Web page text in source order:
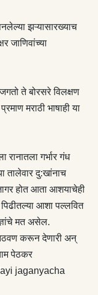
झऱ्यासारख्याच
जाणिवांच्या
ते बोरसरे विलक्षण
मराठी भाषाही या
गर्भार गंध
तालेवार दु:खांनाच
होत आता आशयाचेही
आशा पल्लवित
मत असेल.
करून देणारी अन्
पेठकर
jaganyacha